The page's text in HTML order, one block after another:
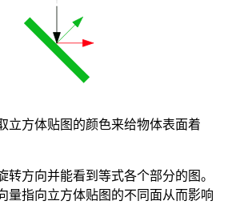
立方体贴图的颜色来给物体表面着
转方向并能看到等式各个部分的图。
量指向立方体贴图的不同面从而影响